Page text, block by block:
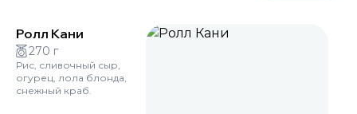
Ролл Кани
270 г
Рис, сливочный сыр,
огурец, лола блонда,
снежный краб.